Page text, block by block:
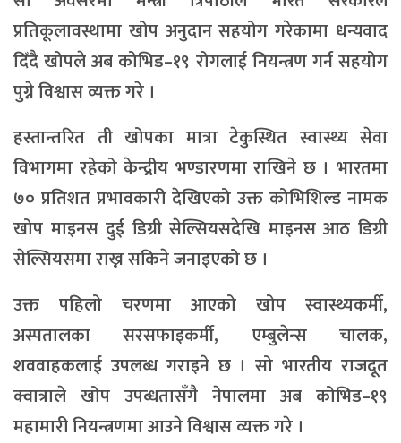
प्रतिकूलावस्थामा खोप अनुदान सहयोग गरेकामा धन्यवाद
दिँदै खोपले अब कोभिड–१९ रोगलाई नियन्त्रण गर्न सहयोग
पुग्ने विश्वास व्यक्त गरे ।
हस्तान्तरित ती खोपका मात्रा टेकुस्थित स्वास्थ्य सेवा
विभागमा रहेको केन्द्रीय भण्डारणमा राखिने छ । भारतमा
७० प्रतिशत प्रभावकारी देखिएको उक्त कोभिशिल्ड नामक
खोप माइनस दुई डिग्री सेल्सियसदेखि माइनस आठ डिग्री
सेल्सियसमा राख्न सकिने जनाइएको छ ।
उक्त पहिलो चरणमा आएको खोप स्वास्थ्यकर्मी,
अस्पतालका सरसफाइकर्मी, एम्बुलेन्स चालक,
शववाहकलाई उपलब्ध गराइने छ । सो भारतीय राजदूत
क्वात्राले खोप उपब्धतासँगै नेपालमा अब कोभिड–१९
महामारी नियन्त्रणमा आउने विश्वास व्यक्त गरे ।